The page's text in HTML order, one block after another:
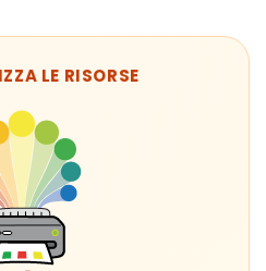
LE RISORSE